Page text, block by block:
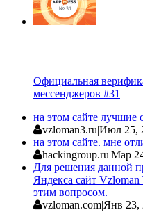
Официальная
мессенджеров #31
на этом сайте лучшие
vzloman3.ru|Июл 25,
на этом сайте. мне
hackingroup.ru|Мар
Для решения данной
Яндекса сайт
этим вопросом.
vzloman.com|Янв 23,